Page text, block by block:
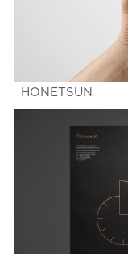
HONETSUN